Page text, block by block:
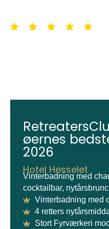
øernes
2026
Hotel Hesselet
Vinterbadning med
cocktailbar,
Vinterbadning med
4 retters
Stort Fyrværkeri